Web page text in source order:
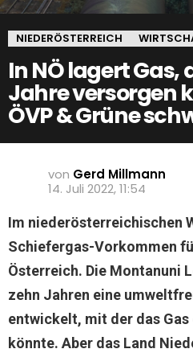
NIEDERÖSTERREICH
In NÖ lagert Gas,
Jahre versorgen
ÖVP & Grüne
von Gerd Millmann
14. Juli 2022, 11:54
Im niederösterreichischen
Schiefergas-Vorkommen
Österreich. Die Montanuni
zehn Jahren eine
entwickelt, mit der das Gas
könnte. Aber das Land